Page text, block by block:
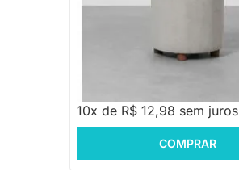
10x de R$ 12,98 sem juros
COMPRAR